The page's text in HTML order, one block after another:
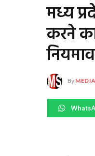
मध्य
करने
By